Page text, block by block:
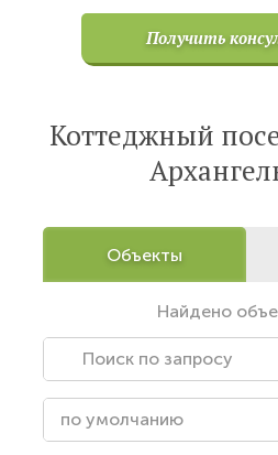
Получить
Коттеджный
Объекты
Найдено